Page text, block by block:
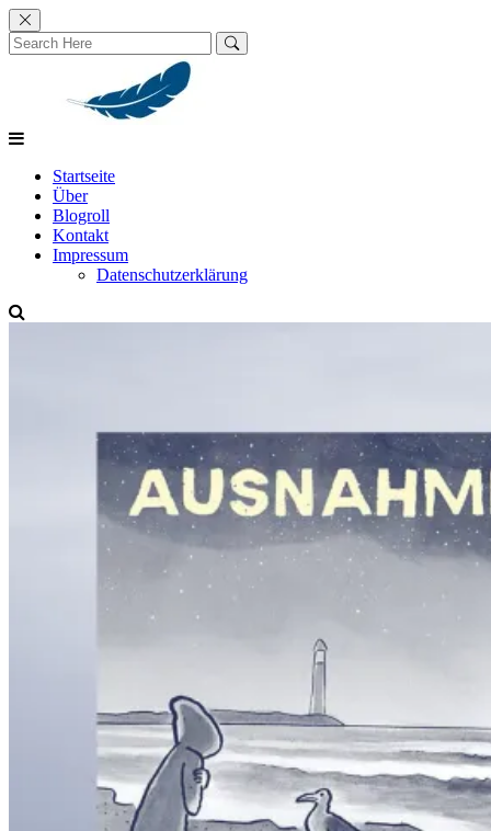
Skip
to
content
Startseite
Über
Blogroll
Kontakt
Impressum
Datenschutzerklärung